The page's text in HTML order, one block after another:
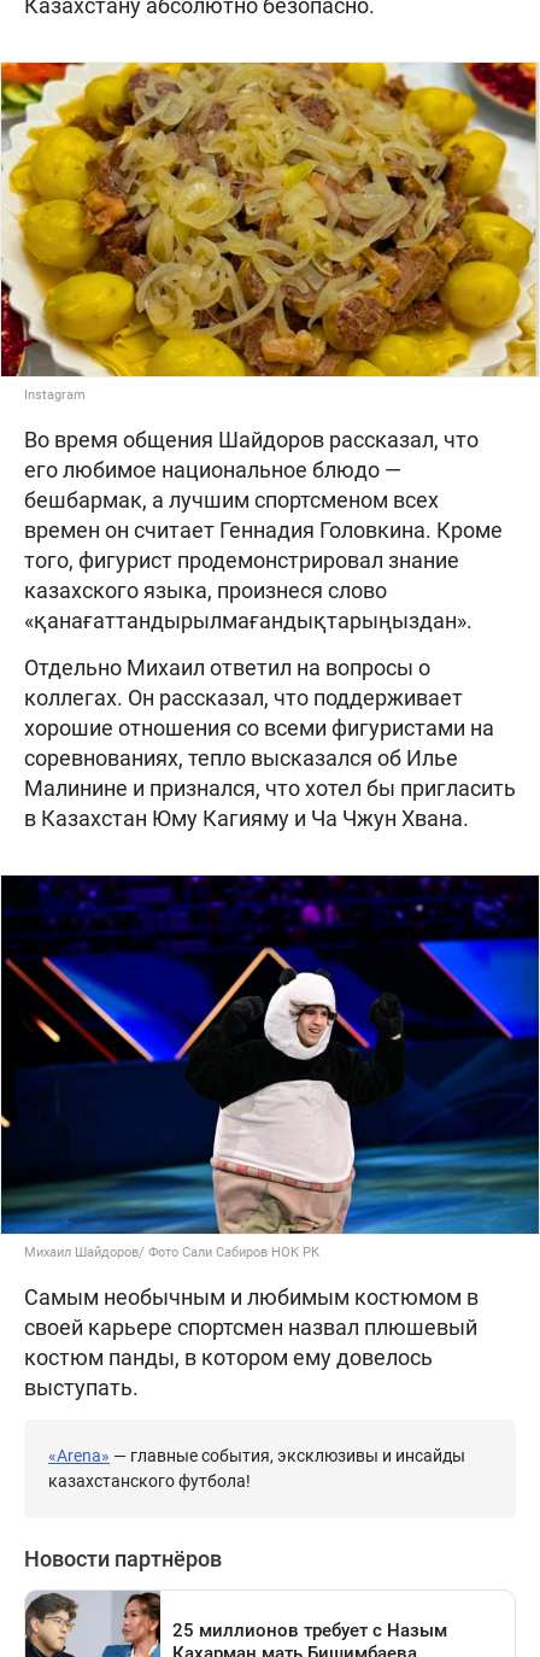
Instagram
Во время общения Шайдоров рассказал, что
его любимое национальное блюдо —
бешбармак, а лучшим спортсменом всех
времен он считает Геннадия Головкина. Кроме
того, фигурист продемонстрировал знание
казахского языка, произнеся слово
«қанағаттандырылмағандықтарыңыздан».
Отдельно Михаил ответил на вопросы о
коллегах. Он рассказал, что поддерживает
хорошие отношения со всеми фигуристами на
соревнованиях, тепло высказался об Илье
Малинине и признался, что хотел бы пригласить
в Казахстан Юму Кагияму и Ча Чжун Хвана.
Михаил Шайдоров/ Фото Сали Сабиров НОК РК
Самым необычным и любимым костюмом в
своей карьере спортсмен назвал плюшевый
костюм панды, в котором ему довелось
выступать.
«Arena» — главные события, эксклюзивы и инсайды
казахстанского футбола!